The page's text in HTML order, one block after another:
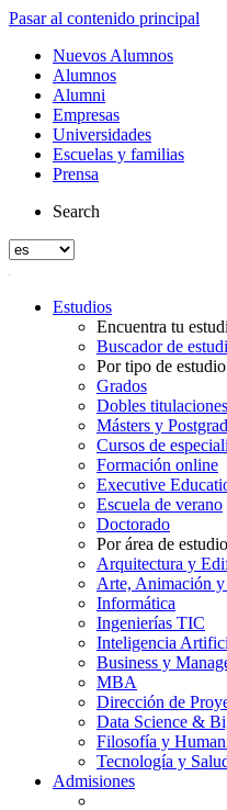
Pasar al contenido principal
Nuevos Alumnos
Alumnos
Alumni
Empresas
Universidades
Escuelas y familias
Prensa
Search
Estudios
Encuentra tu
Buscador de
Por tipo de estudio
Grados
Dobles titulaciones
Másters y
Cursos de
Formación online
Executive
Escuela de verano
Doctorado
Por área de estudio
Arquitectura y
Arte, Animación
Informática
Ingenierías TIC
Inteligencia
Business y
MBA
Dirección de
Data Science &
Filosofía y
Tecnología y
Admisiones